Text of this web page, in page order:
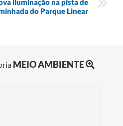
do Parque Linear
MEIO AMBIENTE